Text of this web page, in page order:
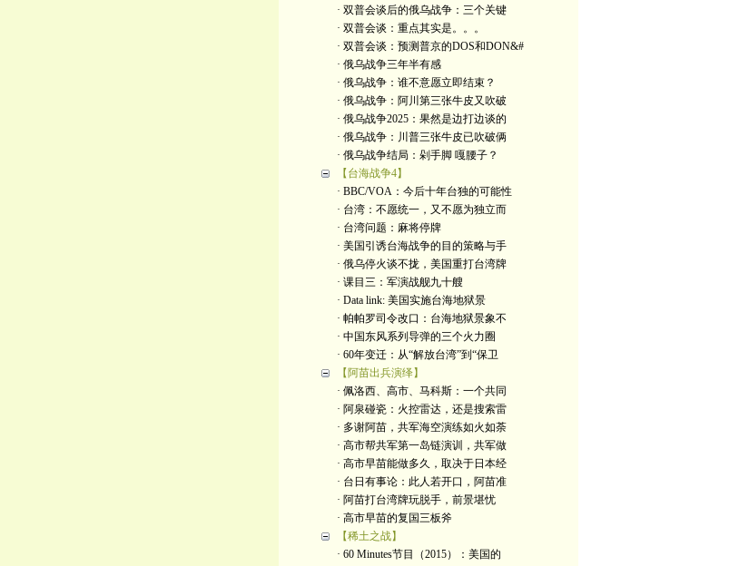
· 双普会谈后的俄乌战争：三个关键
· 双普会谈：重点其实是。。。
· 双普会谈：预测普京的DOS和DON&#
· 俄乌战争三年半有感
· 俄乌战争：谁不意愿立即结束？
· 俄乌战争：阿川第三张牛皮又吹破
· 俄乌战争2025：果然是边打边谈的
· 俄乌战争：川普三张牛皮已吹破俩
· 俄乌战争结局：剁手脚 嘎腰子？
【台海战争4】
· BBC/VOA：今后十年台独的可能性
· 台湾：不愿统一，又不愿为独立而
· 台湾问题：麻将停牌
· 美国引诱台海战争的目的策略与手
· 俄乌停火谈不拢，美国重打台湾牌
· 课目三：军演战舰九十艘
· Data link: 美国实施台海地狱景
· 帕帕罗司令改口：台海地狱景象不
· 中国东风系列导弹的三个火力圈
· 60年变迁：从“解放台湾”到“保卫
【阿苗出兵演绎】
· 佩洛西、高市、马科斯：一个共同
· 阿泉碰瓷：火控雷达，还是搜索雷
· 多谢阿苗，共军海空演练如火如荼
· 高市帮共军第一岛链演训，共军做
· 高市早苗能做多久，取决于日本经
· 台日有事论：此人若开口，阿苗准
· 阿苗打台湾牌玩脱手，前景堪忧
· 高市早苗的复国三板斧
【稀土之战】
· 60 Minutes节目（2015）：美国的